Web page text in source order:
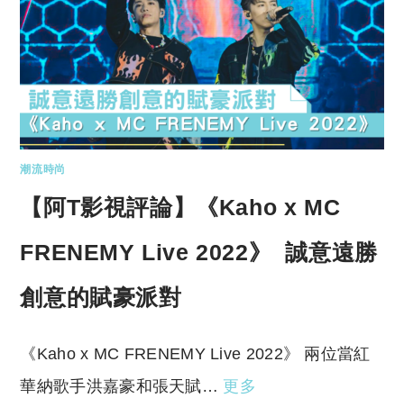
潮流時尚
【阿T影視評論】《Kaho x MC
FRENEMY Live 2022》 誠意遠勝
創意的賦豪派對
《Kaho x MC FRENEMY Live 2022》 兩位當紅
華納歌手洪嘉豪和張天賦… 更多